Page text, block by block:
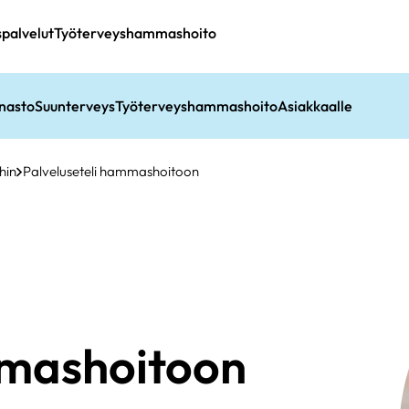
SuunterveysTyöterveyshammashoitoAsiakkaalle
Työterveyshammashoito
Palveluseteli hammashoitoon